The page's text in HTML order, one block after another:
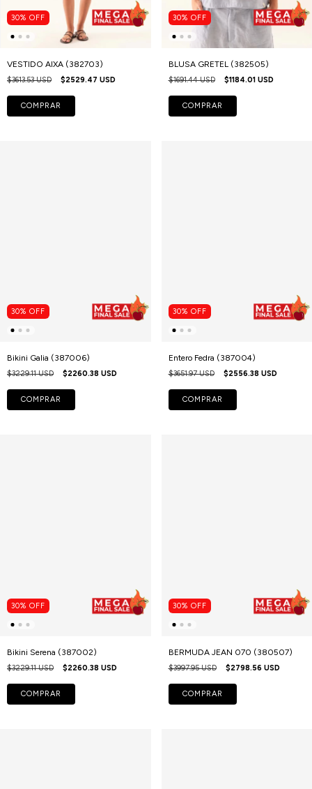
30% OFF
VESTIDO AIXA (382703)
$3613.53 USD $2529.47 USD
COMPRAR
30% OFF
BLUSA GRETEL (382505)
$1691.44 USD $1184.01 USD
COMPRAR
30% OFF
Bikini Galia (387006)
$3229.11 USD $2260.38 USD
COMPRAR
30% OFF
Entero Fedra (387004)
$3651.97 USD $2556.38 USD
COMPRAR
30% OFF
Bikini Serena (387002)
$3229.11 USD $2260.38 USD
COMPRAR
30% OFF
BERMUDA JEAN 070 (380507)
$3997.95 USD $2798.56 USD
COMPRAR